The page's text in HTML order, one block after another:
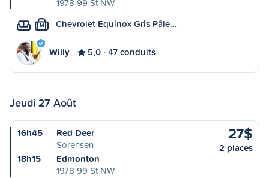
1978 99 St NW
M Chevrolet Equinox Gris Pâle…
Willy 5,0 47 conduits
Jeudi 27 Août
16h45
Red Deer
Sorensen
18h15
Edmonton
1978 99 St NW
27$
2 places